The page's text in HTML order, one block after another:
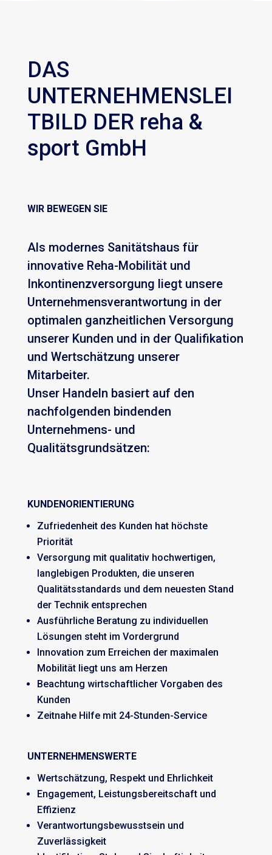
DAS
UNTERNEHMENSLEI
TBILD DER reha &
sport GmbH
WIR BEWEGEN SIE
Als modernes Sanitätshaus für
innovative Reha-Mobilität und
Inkontinenzversorgung liegt unsere
Unternehmensverantwortung in der
optimalen ganzheitlichen Versorgung
unserer Kunden und in der Qualifikation
und Wertschätzung unserer
Mitarbeiter.
Unser Handeln basiert auf den
nachfolgenden bindenden
Unternehmens- und
Qualitätsgrundsätzen:
KUNDENORIENTIERUNG
Zufriedenheit des Kunden hat höchste
Priorität
Versorgung mit qualitativ hochwertigen,
langlebigen Produkten, die unseren
Qualitätsstandards und dem neuesten Stand
der Technik entsprechen
Ausführliche Beratung zu individuellen
Lösungen steht im Vordergrund
Innovation zum Erreichen der maximalen
Mobilität liegt uns am Herzen
Beachtung wirtschaftlicher Vorgaben des
Kunden
Zeitnahe Hilfe mit 24-Stunden-Service
UNTERNEHMENSWERTE
Wertschätzung, Respekt und Ehrlichkeit
Engagement, Leistungsbereitschaft und
Effizienz
Verantwortungsbewusstsein und
Zuverlässigkeit